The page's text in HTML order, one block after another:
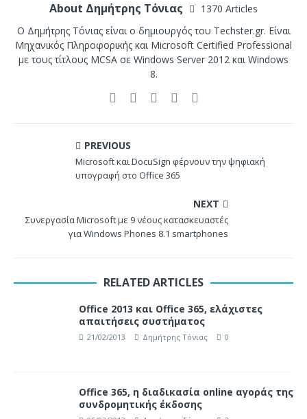
About Δημήτρης Τόνιας
1370 Articles
Ο Δημήτρης Τόνιας είναι ο δημιουργός του Techster.gr. Είναι
Μηχανικός Πληροφορικής και Microsoft Certified Professional
με τους τίτλους MCSA σε Windows Server 2012 και Windows
8.
PREVIOUS
Microsoft και DocuSign φέρνουν την ψηφιακή
υπογραφή στο Office 365
NEXT
Συνεργασία Microsoft με 9 νέους κατασκευαστές
για Windows Phones 8.1 smartphones
RELATED ARTICLES
Office 2013 και Office 365, ελάχιστες
απαιτήσεις συστήματος
21/02/2013 Δημήτρης Τόνιας 0
Office 365, η διαδικασία online αγοράς της
συνδρομητικής έκδοσης